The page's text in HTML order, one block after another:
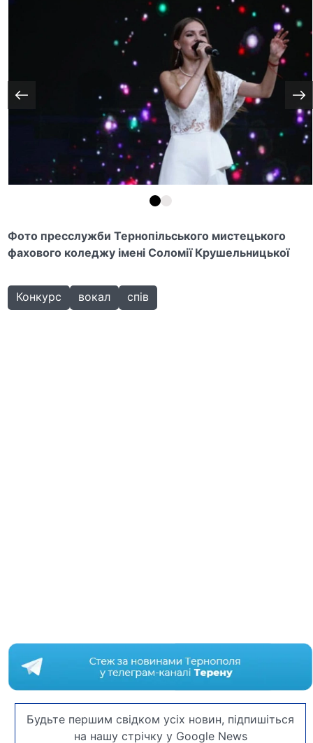
Фото пресслужби Тернопільського мистецького
фахового коледжу імені Соломії Крушельницької
Конкурс вокал спів
Будьте першим свідком усіх новин, підпишіться
на нашу стрічку у Google News